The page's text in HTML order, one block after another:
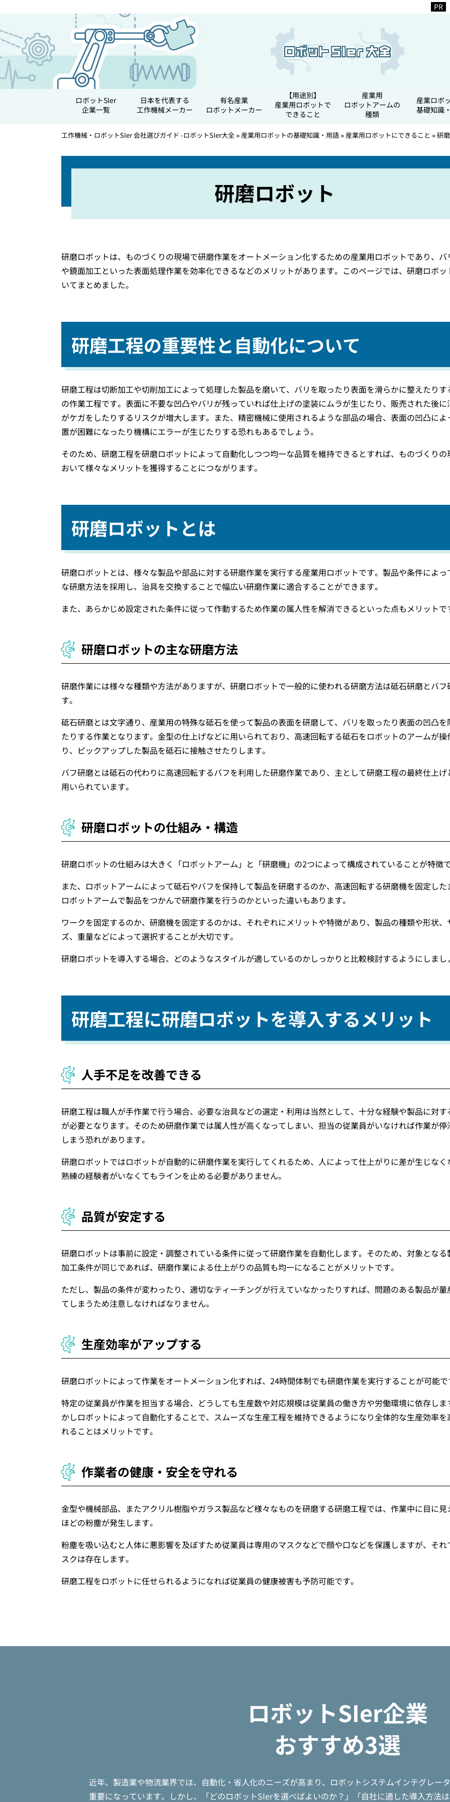
ロボットSIer
企業一覧
日本を代表する
工作機械メーカー
有名産業
ロボットメーカー
【用途別】
産業用ロボットで
できること
産業用
ロボットアームの
種類
産業ロボ
基礎知識
工作機械・ロボットSIer 会社選びガイド -ロボットSIer大全»産業用ロボットの基礎知識・用語»産業用ロボットにできること »研
研磨ロボット
研磨ロボットは、ものづくりの現場で研磨作業をオートメーション化するための産業用ロボットであり、バ
や鏡面加工といった表面処理作業を効率化できるなどのメリットがあります。このページでは、研磨ロボッ
いてまとめました。
研磨工程の重要性と自動化について
研磨工程は切断加工や切削加工によって処理した製品を磨いて、バリを取ったり表面を滑らかに整えたりす
の作業工程です。表面に不要な凹凸やバリが残っていれば仕上げの塗装にムラが生じたり、販売された後に
がケガをしたりするリスクが増大します。また、精密機械に使用されるような部品の場合、表面の凹凸によ
置が困難になったり機構にエラーが生じたりする恐れもあるでしょう。
そのため、研磨工程を研磨ロボットによって自動化しつつ均一な品質を維持できるとすれば、ものづくりの
おいて様々なメリットを獲得することにつながります。
研磨ロボットとは
研磨ロボットとは、様々な製品や部品に対する研磨作業を実行する産業用ロボットです。製品や条件によっ
な研磨方法を採用し、治具を交換することで幅広い研磨作業に適合することができます。
また、あらかじめ設定された条件に従って作動するため作業の属人性を解消できるといった点もメリットで
研磨ロボットの主な研磨方法
研磨作業には様々な種類や方法がありますが、研磨ロボットで一般的に使われる研磨方法は砥石研磨とバフ
す。
砥石研磨とは文字通り、産業用の特殊な砥石を使って製品の表面を研磨して、バリを取ったり表面の凹凸を
たりする作業となります。金型の仕上げなどに用いられており、高速回転する砥石をロボットのアームが操
り、ピックアップした製品を砥石に接触させたりします。
バフ研磨とは砥石の代わりに高速回転するバフを利用した研磨作業であり、主として研磨工程の最終仕上げ
用いられています。
研磨ロボットの仕組み・構造
研磨ロボットの仕組みは大きく「ロボットアーム」と「研磨機」の2つによって構成されていることが特徴で
また、ロボットアームによって砥石やバフを保持して製品を研磨するのか、高速回転する研磨機を固定した
ロボットアームで製品をつかんで研磨作業を行うのかといった違いもあります。
ワークを固定するのか、研磨機を固定するのかは、それぞれにメリットや特徴があり、製品の種類や形状、
ズ、重量などによって選択することが大切です。
研磨ロボットを導入する場合、どのようなスタイルが適しているのかしっかりと比較検討するようにしまし
研磨工程に研磨ロボットを導入するメリット
人手不足を改善できる
研磨工程は職人が手作業で行う場合、必要な治具などの選定・利用は当然として、十分な経験や製品に対す
が必要となります。そのため研磨作業では属人性が高くなってしまい、担当の従業員がいなければ作業が停
しまう恐れがあります。
研磨ロボットではロボットが自動的に研磨作業を実行してくれるため、人によって仕上がりに差が生じなく
熟練の経験者がいなくてもラインを止める必要がありません。
品質が安定する
研磨ロボットは事前に設定・調整されている条件に従って研磨作業を自動化します。そのため、対象となる
加工条件が同じであれば、研磨作業による仕上がりの品質も均一になることがメリットです。
ただし、製品の条件が変わったり、適切なティーチングが行えていなかったりすれば、問題のある製品が量
てしまうため注意しなければなりません。
生産効率がアップする
研磨ロボットによって作業をオートメーション化すれば、24時間体制でも研磨作業を実行することが可能で
特定の従業員が作業を担当する場合、どうしても生産数や対応規模は従業員の働き方や労働環境に依存しま
かしロボットによって自動化することで、スムーズな生産工程を維持できるようになり全体的な生産効率を
れることはメリットです。
作業者の健康・安全を守れる
金型や機械部品、またアクリル樹脂やガラス製品など様々なものを研磨する研磨工程では、作業中に目に見
ほどの粉塵が発生します。
粉塵を吸い込むと人体に悪影響を及ぼすため従業員は専用のマスクなどで顔や口などを保護しますが、それ
スクは存在します。
研磨工程をロボットに任せられるようになれば従業員の健康被害も予防可能です。
ロボットSIer企業
おすすめ3選
近年、製造業や物流業界では、自動化・省人化のニーズが高まり、ロボットシステムインテグレー
重要になっています。しかし、「どのロボットSIerを選べばよいのか？」「自社に適した導入方法